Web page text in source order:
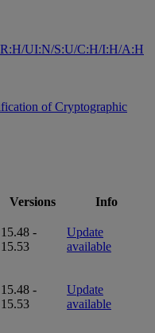
UI:N/S:U/C:H/I:H/A:H
of Cryptographic
Versions Info
15.48 -
15.53
Update
available
15.48 -
15.53
Update
available